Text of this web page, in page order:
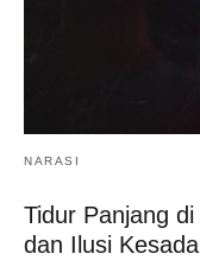
NARASI
Tidur Panjang
dan Ilusi